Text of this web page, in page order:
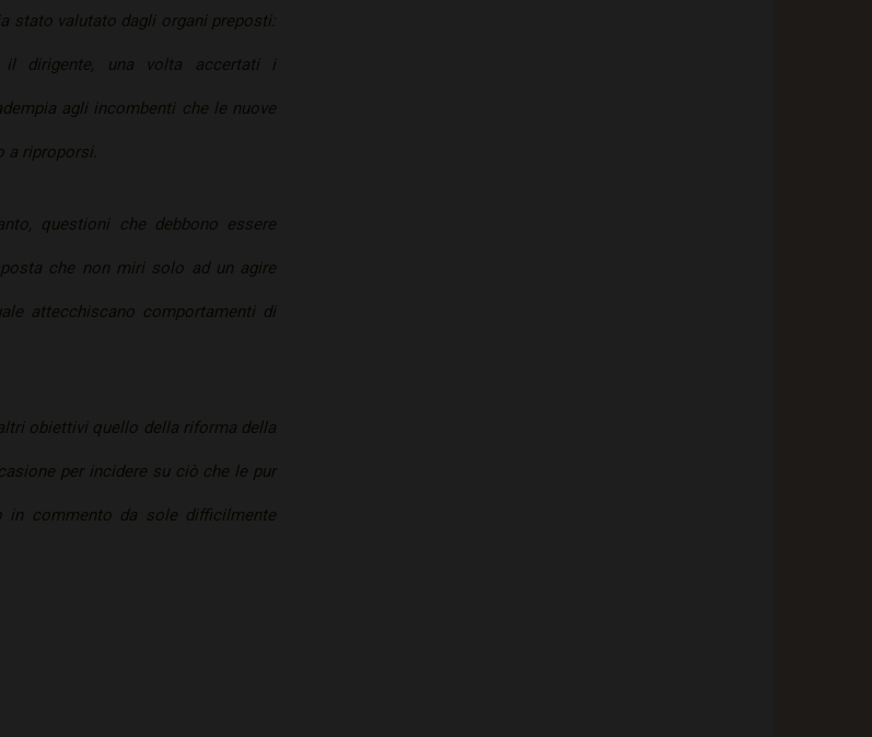
stato valutato dagli organi preposti:
il dirigente, una volta accertati i
agli incombenti che le nuove
a riproporsi.
questioni che debbono essere
che non miri solo ad un agire
attecchiscano comportamenti di
obiettivi quello della riforma della
per incidere su ciò che le pur
in commento da sole difficilmente